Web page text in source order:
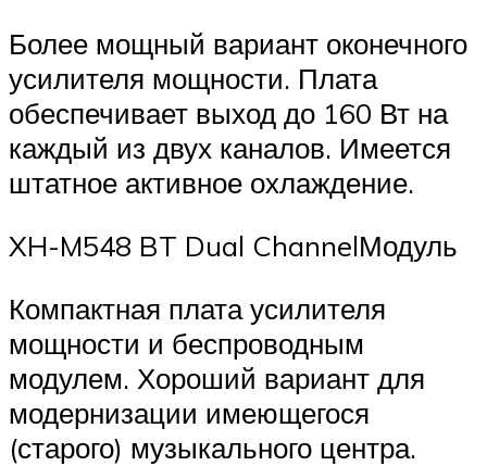
Более мощный вариант оконечного
усилителя мощности. Плата
обеспечивает выход до 160 Вт на
каждый из двух каналов. Имеется
штатное активное охлаждение.
XH-M548 BT Dual ChannelМодуль
Компактная плата усилителя
мощности и беспроводным
модулем. Хороший вариант для
модернизации имеющегося
(старого) музыкального центра.